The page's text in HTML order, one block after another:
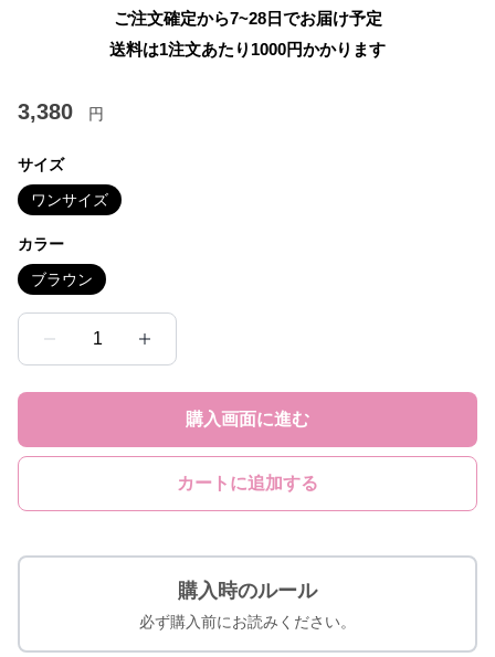
ご注文確定から7~28日でお届け予定
送料は1注文あたり 1000円かかります
3,380 円
サイズ
ワンサイズ
カラー
ブラウン
1
購入画面に進む
カートに追加する
購入時のルール
必ず購入前にお読みください。